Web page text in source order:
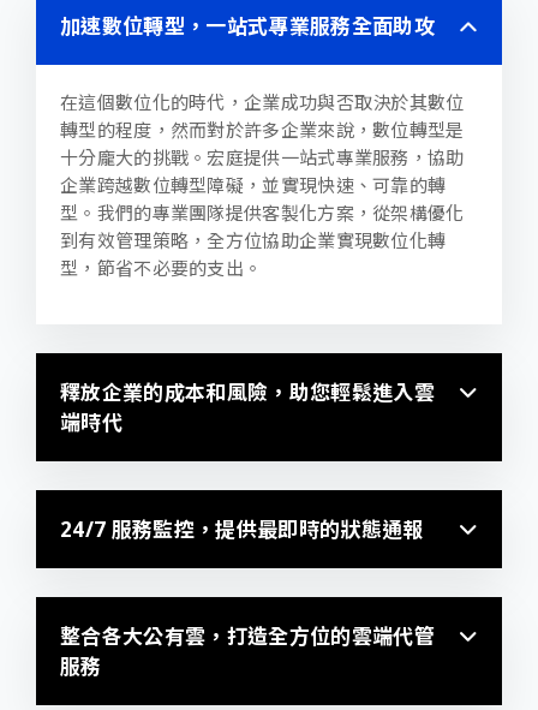
加速數位轉型，一站式專業服務全面助攻
在這個數位化的時代，企業成功與否取決於其數位
轉型的程度，然而對於許多企業來說，數位轉型是
十分龐大的挑戰。宏庭提供一站式專業服務，協助
企業跨越數位轉型障礙，並實現快速、可靠的轉
型。我們的專業團隊提供客製化方案，從架構優化
到有效管理策略，全方位協助企業實現數位化轉
型，節省不必要的支出。
釋放企業的成本和風險，助您輕鬆進入雲
端時代
24/7 服務監控，提供最即時的狀態通報
整合各大公有雲，打造全方位的雲端代管
服務